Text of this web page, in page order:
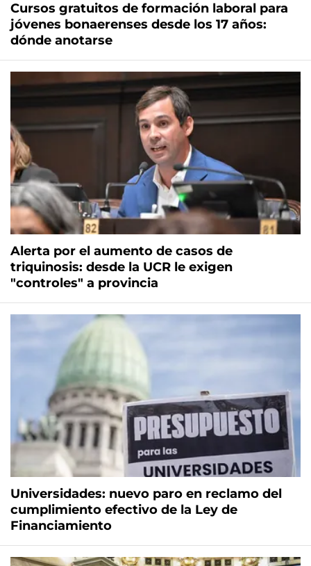
Cursos gratuitos de formación laboral para
jóvenes bonaerenses desde los 17 años:
dónde anotarse
Alerta por el aumento de casos de
triquinosis: desde la UCR le exigen
"controles" a provincia
Universidades: nuevo paro en reclamo del
cumplimiento efectivo de la Ley de
Financiamiento